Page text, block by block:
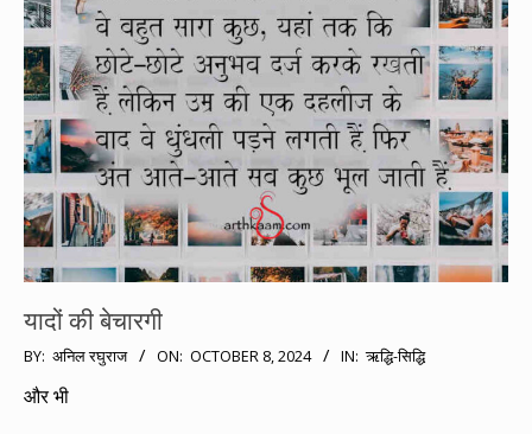
यादों की बेचारगी
2024-
10-
BY: अनिल रघुराज ON: OCTOBER 8, 2024 IN: ऋद्धि-सिद्धि
और भी